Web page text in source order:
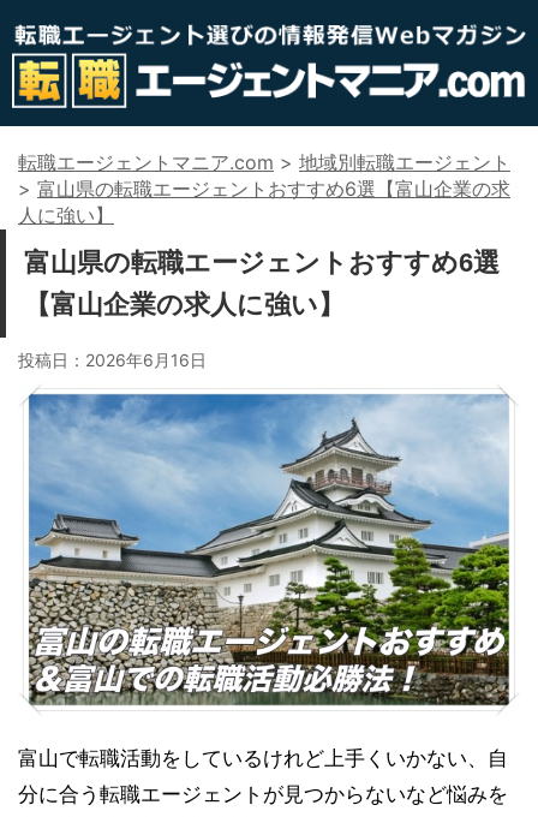
転職エージェントマニア.com > 地域別転職エージェント
> 富山県の転職エージェントおすすめ6選【富山企業の求
人に強い】
富山県の転職エージェントおすすめ6選
【富山企業の求人に強い】
投稿日： 2026年6月16日
富山で転職活動をしているけれど上手くいかない、自
分に合う転職エージェントが見つからないなど悩みを